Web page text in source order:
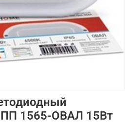
1565-ОВАЛ 15Вт